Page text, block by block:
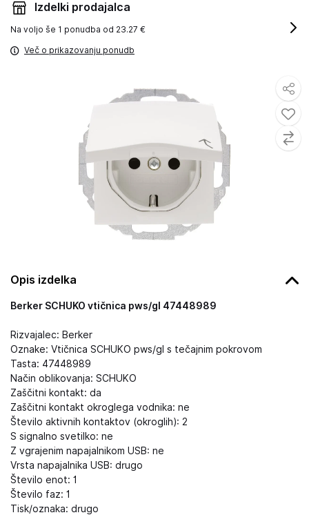
Opis izdelka
Berker SCHUKO vtičnica pws/gl 47448989
Rizvajalec: Berker
Oznake: Vtičnica SCHUKO pws/gl s tečajnim pokrovom
Tasta: 47448989
Način oblikovanja: SCHUKO
Zaščitni kontakt: da
Zaščitni kontakt okroglega vodnika: ne
Število aktivnih kontaktov (okroglih): 2
S signalno svetilko: ne
Z vgrajenim napajalnikom USB: ne
Vrsta napajalnika USB: drugo
Število enot: 1
Število faz: 1
Tisk/oznaka: drugo
Izdelki prodajalca
Na voljo še 1 ponudba od 23.27 €
Več o prikazovanju ponudb